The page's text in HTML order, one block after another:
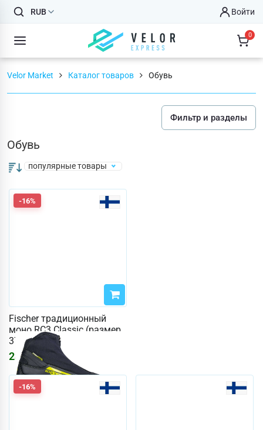
RUB Войти
0
Velor Market Каталог товаров Обувь
Фильтр и разделы
Обувь
популярные товары
-16%
Fischer традиционный
моно RC3 Classic (размер
37, цвет черный)
23217₽ 27711
-16%